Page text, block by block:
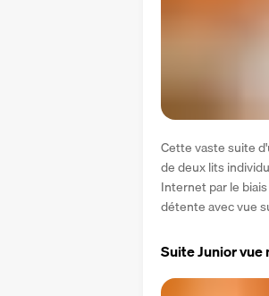
Cette vaste suite
de deux lits
Internet par le
détente avec vue
Suite Junior